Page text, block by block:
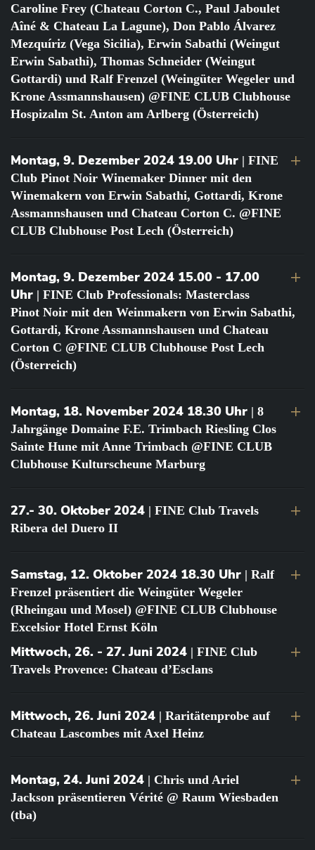
Caroline Frey (Chateau Corton C., Paul Jaboulet
Aîné & Chateau La Lagune), Don Pablo Álvarez
Mezquíriz (Vega Sicilia), Erwin Sabathi (Weingut
Erwin Sabathi), Thomas Schneider (Weingut
Gottardi) und Ralf Frenzel (Weingüter Wegeler und
Krone Assmannshausen) @FINE CLUB Clubhouse
Hospizalm St. Anton am Arlberg (Österreich)
Montag, 9. Dezember 2024 19.00 Uhr | FINE
Club Pinot Noir Winemaker Dinner mit den
Winemakern von Erwin Sabathi, Gottardi, Krone
Assmannshausen und Chateau Corton C. @FINE
CLUB Clubhouse Post Lech (Österreich)
Montag, 9. Dezember 2024 15.00 - 17.00
Uhr | FINE Club Professionals: Masterclass
Pinot Noir mit den Weinmakern von Erwin Sabathi,
Gottardi, Krone Assmannshausen und Chateau
Corton C @FINE CLUB Clubhouse Post Lech
(Österreich)
Montag, 18. November 2024 18.30 Uhr | 8
Jahrgänge Domaine F.E. Trimbach Riesling Clos
Sainte Hune mit Anne Trimbach @FINE CLUB
Clubhouse Kulturscheune Marburg
27.- 30. Oktober 2024 | FINE Club Travels
Ribera del Duero II
Samstag, 12. Oktober 2024 18.30 Uhr | Ralf
Frenzel präsentiert die Weingüter Wegeler
(Rheingau und Mosel) @FINE CLUB Clubhouse
Excelsior Hotel Ernst Köln
Mittwoch, 26. - 27. Juni 2024 | FINE Club
Travels Provence: Chateau d’Esclans
Mittwoch, 26. Juni 2024 | Raritätenprobe auf
Chateau Lascombes mit Axel Heinz
Montag, 24. Juni 2024 | Chris und Ariel
Jackson präsentieren Vérité @ Raum Wiesbaden
(tba)